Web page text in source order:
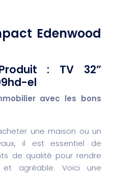
Edenwood
: TV 32”
el
avec les bons
une maison ou un
il est essentiel de
de qualité pour rendre
agréable. Voici une